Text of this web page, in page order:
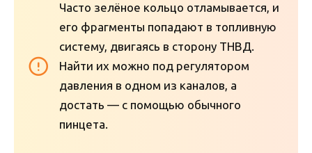
Часто зелёное кольцо отламывается, и
его фрагменты попадают в топливную
систему, двигаясь в сторону ТНВД.
Найти их можно под регулятором
давления в одном из каналов, а
достать — с помощью обычного
пинцета.